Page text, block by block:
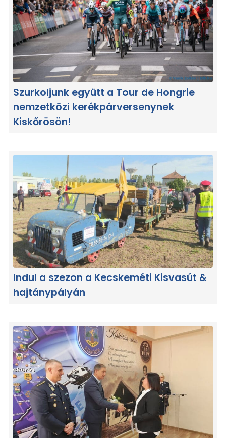
Szurkoljunk együtt a Tour de Hongrie
nemzetközi kerékpárversenynek
Kiskőrösön!
Indul a szezon a Kecskeméti Kisvasút &
hajtánypályán